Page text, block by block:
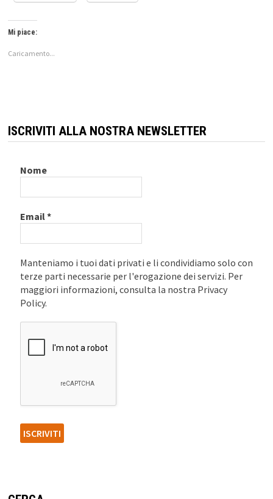
Mi piace:
Caricamento...
ISCRIVITI ALLA NOSTRA NEWSLETTER
Nome
Email*
Manteniamo i tuoi dati privati e li condividiamo solo con
terze parti necessarie per l'erogazione dei servizi. Per
maggiori informazioni, consulta la nostra Privacy
Policy.